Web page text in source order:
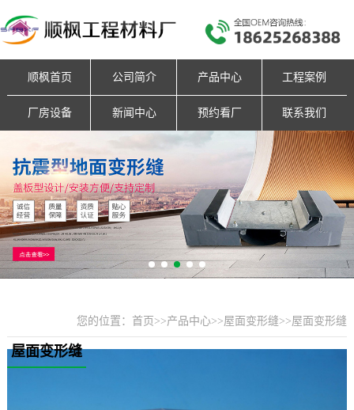
顺枫首页 公司简介 产品中心 工程案例
厂房设备 新闻中心 预约看厂 联系我们
您的位置： 首页 >>产品中心>>屋面变形缝>>屋面变形缝
屋面变形缝